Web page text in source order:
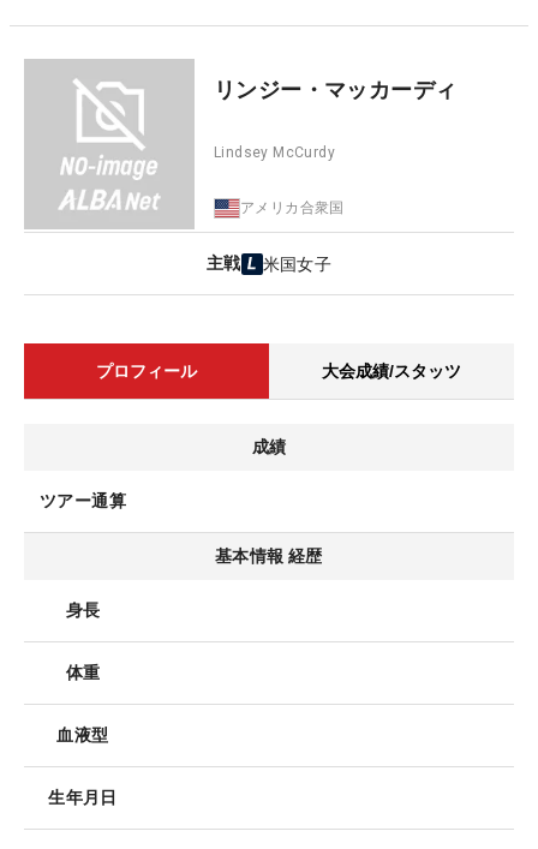
リンジー・マッカーディ
Lindsey McCurdy
アメリカ合衆国
主戦 米国女子
プロフィール 大会成績/スタッツ
成績
ツアー通算
基本情報 経歴
身長
体重
血液型
生年月日